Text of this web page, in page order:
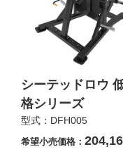
シーテッドロウ
格シリーズ
型式：DFH005
希望小売価格：